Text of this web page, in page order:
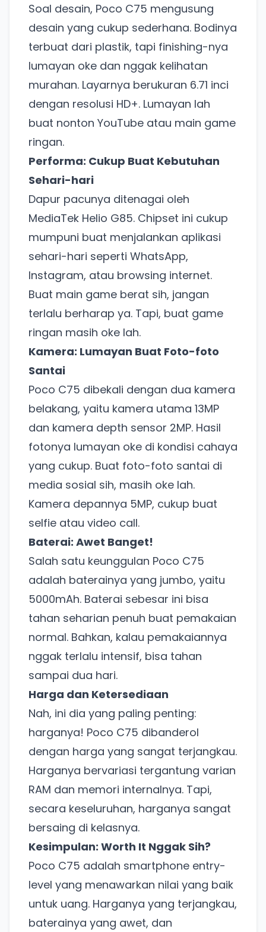
Soal desain, Poco C75 mengusung
desain yang cukup sederhana. Bodinya
terbuat dari plastik, tapi finishing-nya
lumayan oke dan nggak kelihatan
murahan. Layarnya berukuran 6.71 inci
dengan resolusi HD+. Lumayan lah
buat nonton YouTube atau main game
ringan.
Performa: Cukup Buat Kebutuhan
Sehari-hari
Dapur pacunya ditenagai oleh
MediaTek Helio G85. Chipset ini cukup
mumpuni buat menjalankan aplikasi
sehari-hari seperti WhatsApp,
Instagram, atau browsing internet.
Buat main game berat sih, jangan
terlalu berharap ya. Tapi, buat game
ringan masih oke lah.
Kamera: Lumayan Buat Foto-foto
Santai
Poco C75 dibekali dengan dua kamera
belakang, yaitu kamera utama 13MP
dan kamera depth sensor 2MP. Hasil
fotonya lumayan oke di kondisi cahaya
yang cukup. Buat foto-foto santai di
media sosial sih, masih oke lah.
Kamera depannya 5MP, cukup buat
selfie atau video call.
Baterai: Awet Banget!
Salah satu keunggulan Poco C75
adalah baterainya yang jumbo, yaitu
5000mAh. Baterai sebesar ini bisa
tahan seharian penuh buat pemakaian
normal. Bahkan, kalau pemakaiannya
nggak terlalu intensif, bisa tahan
sampai dua hari.
Harga dan Ketersediaan
Nah, ini dia yang paling penting:
harganya! Poco C75 dibanderol
dengan harga yang sangat terjangkau.
Harganya bervariasi tergantung varian
RAM dan memori internalnya. Tapi,
secara keseluruhan, harganya sangat
bersaing di kelasnya.
Kesimpulan: Worth It Nggak Sih?
Poco C75 adalah smartphone entry-
level yang menawarkan nilai yang baik
untuk uang. Harganya yang terjangkau,
baterainya yang awet, dan